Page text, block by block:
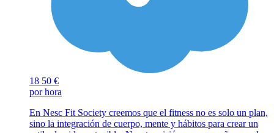
18 50 €
por hora
En Nesc Fit Society creemos que el fitness no es solo un plan,
sino la integración de cuerpo, mente y hábitos para crear un